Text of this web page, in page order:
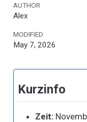
AUTHOR
Alex
MODIFIED
May 7, 2026
Kurzinfo
Zeit: